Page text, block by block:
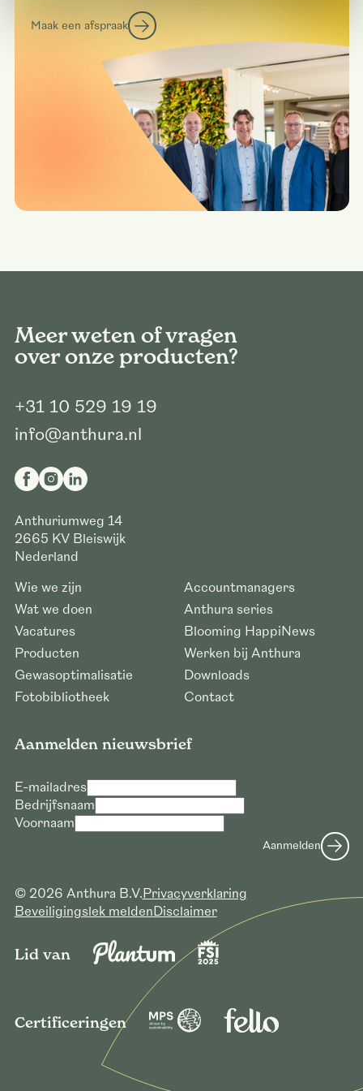
Verzoek voor downloaden hoge
E-mailadres *
Bedrijfsnaam *
Maak een afspraak
Meer weten of vragen
over onze producten?
+31 10 529 19 19
info@anthura.nl
Anthuriumweg 14
2665 KV Bleiswijk
Nederland
Wie we zijn
Wat we doen
Vacatures
Producten
Gewasoptimalisatie
Fotobibliotheek
Accountmanagers
Anthura series
Blooming HappiNews
Werken bij Anthura
Downloads
Contact
Aanmelden nieuwsbrief
E-mailadres
Bedrijfsnaam
Voornaam
Aanmelden
© 2026 Anthura B.V.Privacyverklaring
Beveiligingslek meldenDisclaimer
Lid van
Certificeringen